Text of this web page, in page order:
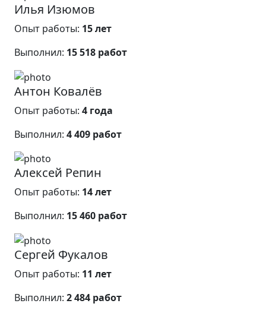
Илья Изюмов
Опыт работы: 15 лет
Выполнил: 15 518 работ
Антон Ковалёв
Опыт работы: 4 года
Выполнил: 4 409 работ
Алексей Репин
Опыт работы: 14 лет
Выполнил: 15 460 работ
Сергей Фукалов
Опыт работы: 11 лет
Выполнил: 2 484 работ